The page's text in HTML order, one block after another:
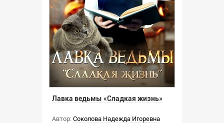
Лавка ведьмы «Сладкая жизнь»
Автор: Соколова Надежда Игоревна